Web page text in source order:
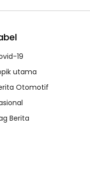
19
utama
Otomotif
Berita